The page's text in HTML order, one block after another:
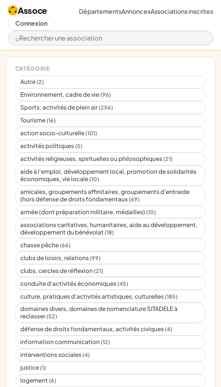
Assoce
Rechercher une association
DépartementsAnnoncesAssociations inscrites
Connexion
CATÉGORIE
Autre(2)
Environnement, cadre de vie(96)
Sports, activités de plein air(256)
Tourisme(16)
action socio-culturelle(101)
activités politiques(5)
activités religieuses, spirituelles ou philosophiques(21)
aide à l'emploi, développement local, promotion de solidarités
économiques, vie locale(10)
amicales, groupements affinitaires, groupements d'entraide
(hors défense de droits fondamentaux(69)
armée (dont préparation militaire, médailles)(10)
associations caritatives, humanitaires, aide au développement,
développement du bénévolat(18)
chasse pêche(66)
clubs de loisirs, relations(99)
clubs, cercles de réflexion(21)
conduite d'activités économiques(45)
culture, pratiques d'activités artistiques, culturelles(185)
domaines divers, domaines de nomenclature SITADELE à
reclasser(52)
défense de droits fondamentaux, activités civiques(4)
information communication(12)
interventions sociales(4)
justice(1)
logement(6)